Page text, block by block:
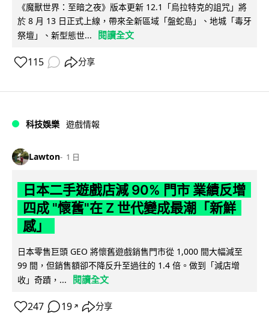
《魔獸世界：至暗之夜》版本更新 12.1「烏拉特克的詛咒」將
於 8 月 13 日正式上線，帶來全新區域「盤蛇島」、地城「毒牙
祭壇」、新型態世...
閱讀全文
115 分享
科技娛樂 遊戲情報
Lawton 1 日
日本二手遊戲店減 90% 門市 業績反增
四成 "懷舊"在 Z 世代變成最潮「新鮮
感」
日本零售巨頭 GEO 將懷舊遊戲銷售門市從 1,000 間大幅減至
99 間，但銷售額卻不降反升至過往的 1.4 倍。做到「減店增
收」奇蹟，...
閱讀全文
247 19 ↗ 分享